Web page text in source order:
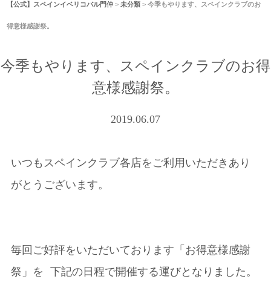
【公式】スペインイベリコバル門仲 >未分類 >今季もやります、スペインクラブのお
得意様感謝祭。
今季もやります、スペインクラブのお得
意様感謝祭。
2019.06.07
いつもスペインクラブ各店をご利用いただきあり
がとうございます。
毎回ご好評をいただいております「お得意様感謝
祭」を 下記の日程で開催する運びとなりました。